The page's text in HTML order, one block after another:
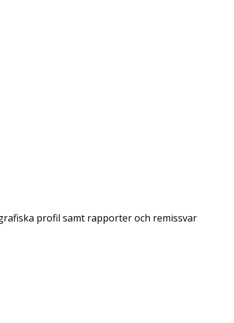
profil samt rapporter och remissvar